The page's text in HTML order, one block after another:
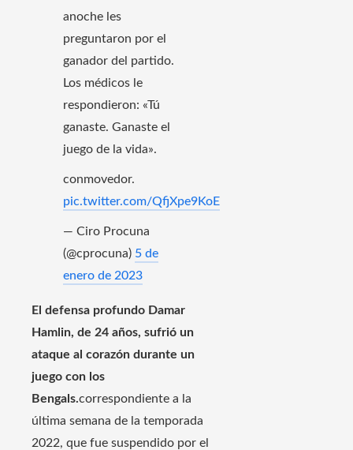
anoche les
preguntaron por el
ganador del partido.
Los médicos le
respondieron: «Tú
ganaste. Ganaste el
juego de la vida».
conmovedor.
pic.twitter.com/QfjXpe9KoE
— Ciro Procuna
(@cprocuna) 5 de
enero de 2023
El defensa profundo Damar
Hamlin, de 24 años, sufrió un
ataque al corazón durante un
juego con los
Bengals.correspondiente a la
última semana de la temporada
2022, que fue suspendido por el